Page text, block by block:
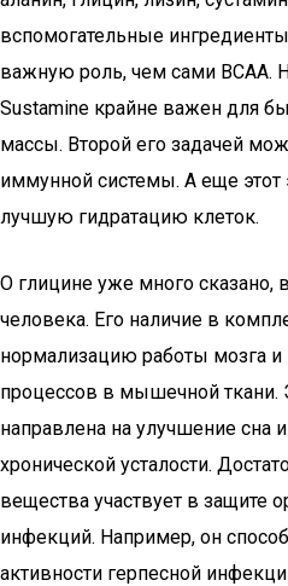
вспомогательные
важную роль, чем сами BCAA.
Sustamine крайне важен для
массы. Второй его задачей
иммунной системы. А еще этот
лучшую гидратацию клеток.
О глицине уже много сказано,
человека. Его наличие в
нормализацию работы мозга и
процессов в мышечной ткани.
направлена на улучшение сна
хронической усталости.
вещества участвует в защите
инфекций. Например, он
активности герпесной